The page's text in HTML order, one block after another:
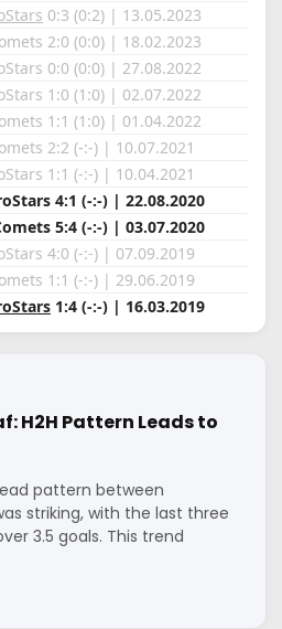
0:3 (0:2) | 13.05.2023
2:0 (0:0) | 18.02.2023
0:0 (0:0) | 27.08.2022
1:0 (1:0) | 02.07.2022
1:1 (1:0) | 01.04.2022
2:2 (-:-) | 10.07.2021
1:1 (-:-) | 10.04.2021
4:1 (-:-) | 22.08.2020
5:4 (-:-) | 03.07.2020
4:0 (-:-) | 07.09.2019
1:1 (-:-) | 29.06.2019
1:4 (-:-) | 16.03.2019
H2H Pattern Leads to
pattern between
striking, with the last three
3.5 goals. This trend